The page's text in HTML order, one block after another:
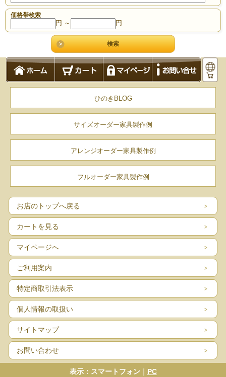
価格帯検索
円 ～ 円
ひのきBLOG
サイズオーダー家具製作例
アレンジオーダー家具製作例
フルオーダー家具製作例
お店のトップへ戻る
カートを見る
マイページへ
ご利用案内
特定商取引法表示
個人情報の取扱い
サイトマップ
お問い合わせ
表示：スマートフォン｜ PC